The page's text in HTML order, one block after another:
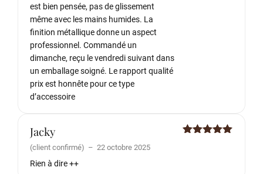
est bien pensée, pas de glissement
même avec les mains humides. La
finition métallique donne un aspect
professionnel. Commandé un
dimanche, reçu le vendredi suivant dans
un emballage soigné. Le rapport qualité
prix est honnête pour ce type
d’accessoire
Jacky
(client confirmé) – 22 octobre 2025
Rien à dire ++